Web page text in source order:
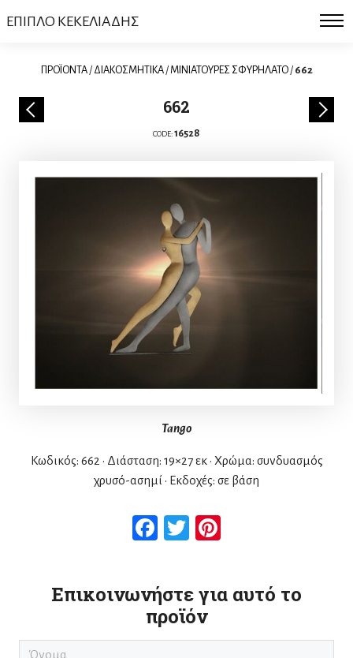
ΕΠΙΠΛΟ ΚΕΚΕΛΙΑΔΗΣ
ΠΡΟΪΟΝΤΑ/ ΔΙΑΚΟΣΜΗΤΙΚΑ/ΜΙΝΙΑΤΟΥΡΕΣ ΣΦΥΡΗΛΑΤΟ/ 662
662
CODE:16528
Tango
Κωδικός: 662 • Διάσταση: 19×27 εκ • Χρώμα: συνδυασμός
χρυσό-ασημί • Εκδοχές: σε βάση
Facebook
Twitter
Επικοινωνήστε για αυτό το
προϊόν